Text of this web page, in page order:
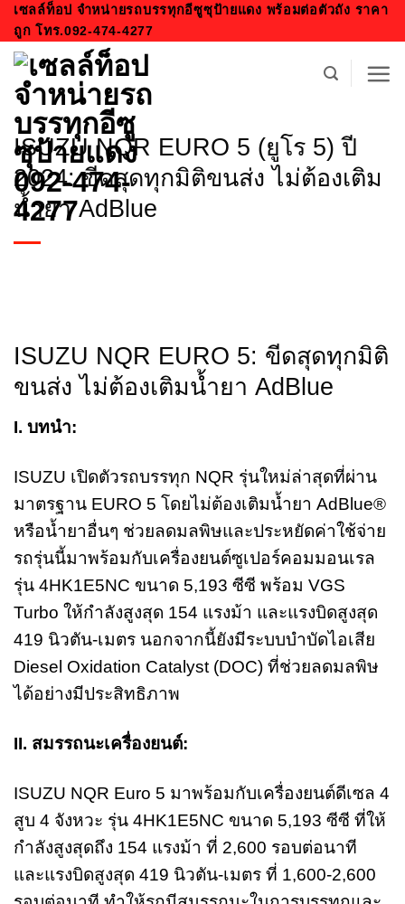
ข้าม
ไป
ยัง
เนื้อหา
เซลล์ท็อป จำหน่ายรถบรรทุกอีซูซุป้ายแดง พร้อมต่อตัวถัง ราคา
ถูก โทร.092-474-4277
ISUZU NQR EURO 5 (ยูโร 5) ปี
2024: ขีดสุดทุกมิติขนส่ง ไม่ต้องเติม
น้ำยา AdBlue
ISUZU NQR EURO 5: ขีดสุดทุกมิติ
ขนส่ง ไม่ต้องเติมน้ำยา AdBlue
I. บทนำ:
ISUZU เปิดตัวรถบรรทุก NQR รุ่นใหม่ล่าสุดที่ผ่าน
มาตรฐาน EURO 5 โดยไม่ต้องเติมน้ำยา AdBlue®
หรือน้ำยาอื่นๆ ช่วยลดมลพิษและประหยัดค่าใช้จ่าย
รถรุ่นนี้มาพร้อมกับเครื่องยนต์ซูเปอร์คอมมอนเรล
รุ่น 4HK1E5NC ขนาด 5,193 ซีซี พร้อม VGS
Turbo ให้กำลังสูงสุด 154 แรงม้า และแรงบิดสูงสุด
419 นิวตัน-เมตร นอกจากนี้ยังมีระบบบำบัดไอเสีย
Diesel Oxidation Catalyst (DOC) ที่ช่วยลดมลพิษ
ได้อย่างมีประสิทธิภาพ
II. สมรรถนะเครื่องยนต์:
ISUZU NQR Euro 5 มาพร้อมกับเครื่องยนต์ดีเซล 4
สูบ 4 จังหวะ รุ่น 4HK1E5NC ขนาด 5,193 ซีซี ที่ให้
กำลังสูงสุดถึง 154 แรงม้า ที่ 2,600 รอบต่อนาที
และแรงบิดสูงสุด 419 นิวตัน-เมตร ที่ 1,600-2,600